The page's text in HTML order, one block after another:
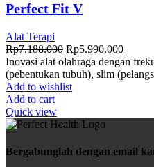
Perfect Fit V
Alat Terapi
Rp7.188.000 Rp5.990.000
Inovasi alat olahraga dengan
(pebentukan tubuh), slim
Add to wishlist
Add to cart
Quick view
Bergabunglah dengan email